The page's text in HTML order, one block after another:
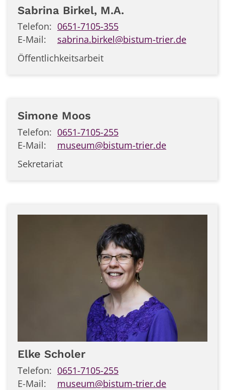
Sabrina Birkel, M.A.
Telefon: 0651-7105-355
E-Mail:
sabrina.birkel@bistum-trier.de
Öffentlichkeitsarbeit
Simone Moos
Telefon: 0651-7105-255
E-Mail:
museum@bistum-trier.de
Sekretariat
Elke Scholer
Telefon: 0651-7105-255
E-Mail:
museum@bistum-trier.de